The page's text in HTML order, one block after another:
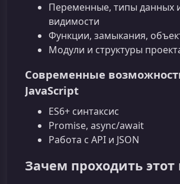
Переменные, типы данных
видимости
Функции, замыкания,
Модули и структуры
Современные
JavaScript
ES6+ синтаксис
Promise, async/await
Работа с API и JSON
Зачем проходить этот